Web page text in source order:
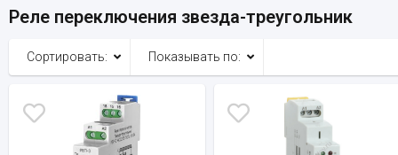
Реле переключения звезда-треугольник
Сортировать: Показывать по: